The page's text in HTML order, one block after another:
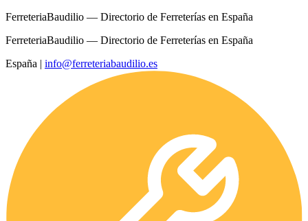
FerreteriaBaudilio — Directorio de Ferreterías en España
FerreteriaBaudilio — Directorio de Ferreterías en España
España | info@ferreteriabaudilio.es